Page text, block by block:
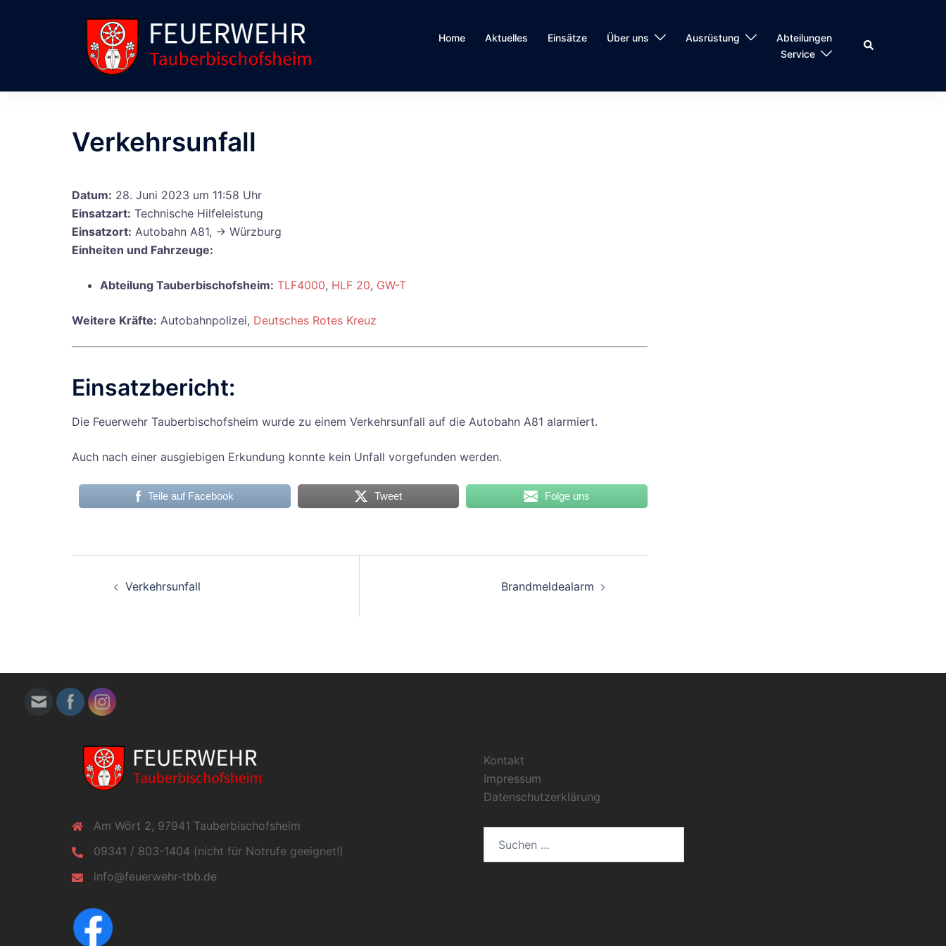
Home Aktuelles Einsätze Über uns Ausrüstung
Abteilungen
Service
Suche
Verkehrsunfall
Datum: 28. Juni 2023 um 11:58 Uhr
Einsatzart: Technische Hilfeleistung
Einsatzort: Autobahn A81, -> Würzburg
Einheiten und Fahrzeuge:
Abteilung Tauberbischofsheim: TLF4000, HLF 20, GW-T
Weitere Kräfte: Autobahnpolizei, Deutsches Rotes Kreuz
Einsatzbericht:
Die Feuerwehr Tauberbischofsheim wurde zu einem Verkehrsunfall auf die Autobahn A81 alarmiert.
Auch nach einer ausgiebigen Erkundung konnte kein Unfall vorgefunden werden.
Teile auf Facebook Tweet Folge uns
Beitragsnavigation
Verkehrsunfall Brandmeldealarm
Am Wört 2, 97941 Tauberbischofsheim
09341 / 803-1404 (nicht für Notrufe geeignet!)
info@feuerwehr-tbb.de
Kontakt
Impressum
Datenschutzerklärung